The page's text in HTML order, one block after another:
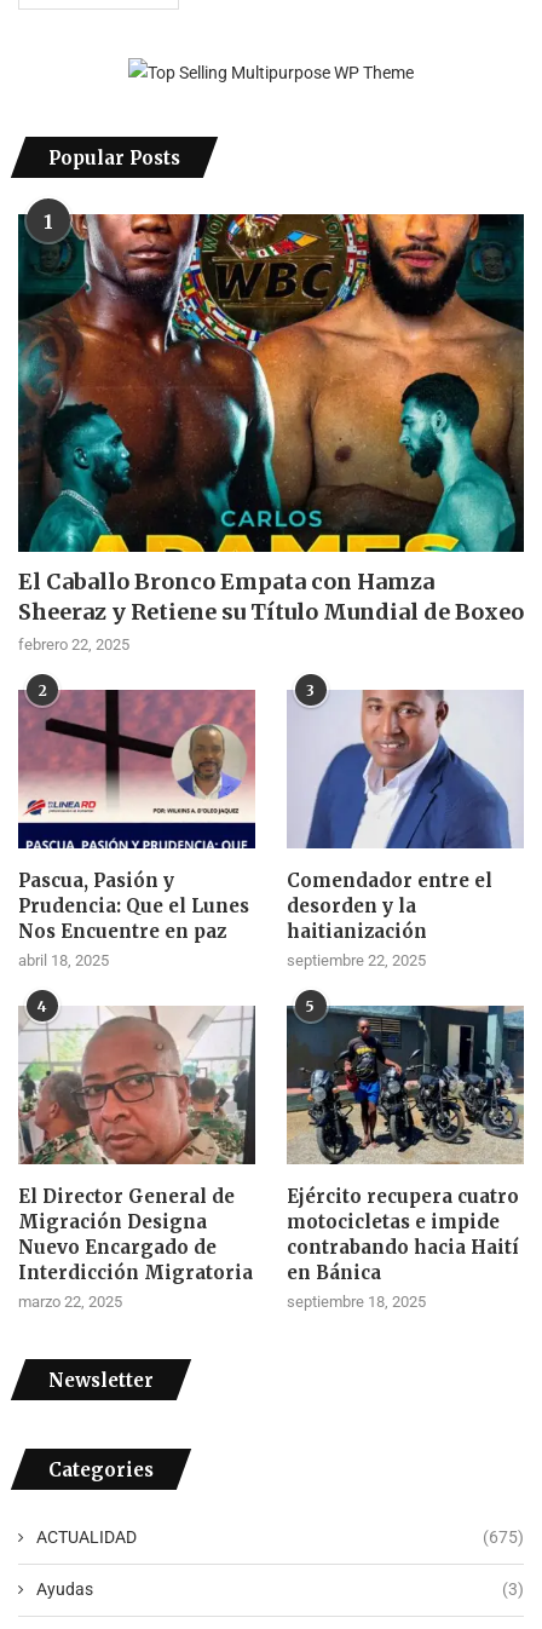
Popular Posts
1
El Caballo Bronco Empata con Hamza
Sheeraz y Retiene su Título Mundial de Boxeo
febrero 22, 2025
2
Pascua, Pasión y
Prudencia: Que el Lunes
Nos Encuentre en paz
abril 18, 2025
3
Comendador entre el
desorden y la
haitianización
septiembre 22, 2025
4
El Director General de
Migración Designa
Nuevo Encargado de
Interdicción Migratoria
marzo 22, 2025
5
Ejército recupera cuatro
motocicletas e impide
contrabando hacia Haití
en Bánica
septiembre 18, 2025
Newsletter
Categories
ACTUALIDAD (675)
Ayudas (3)